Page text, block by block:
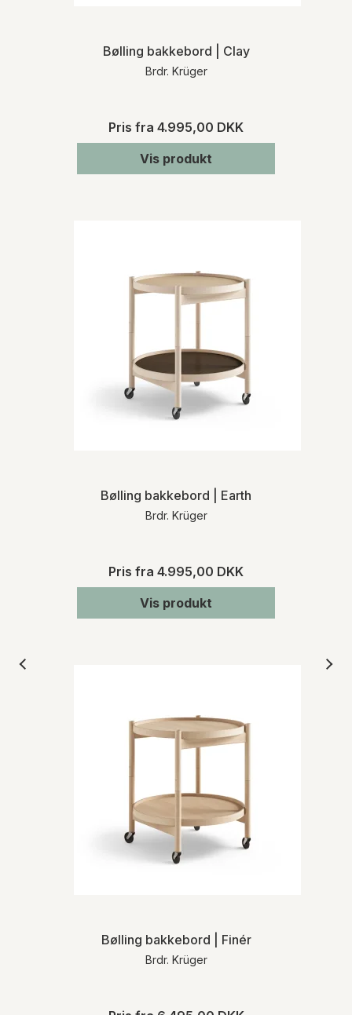
Bølling bakkebord | Clay
Brdr. Krüger
Pris fra 4.995,00 DKK
Vis produkt
Bølling bakkebord | Earth
Brdr. Krüger
Pris fra 4.995,00 DKK
Vis produkt
Bølling bakkebord | Finér
Brdr. Krüger